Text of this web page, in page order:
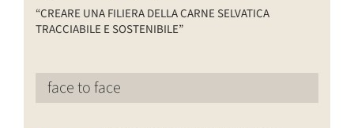
“CREARE UNA FILIERA DELLA CARNE SELVATICA
TRACCIABILE E SOSTENIBILE”
face to face